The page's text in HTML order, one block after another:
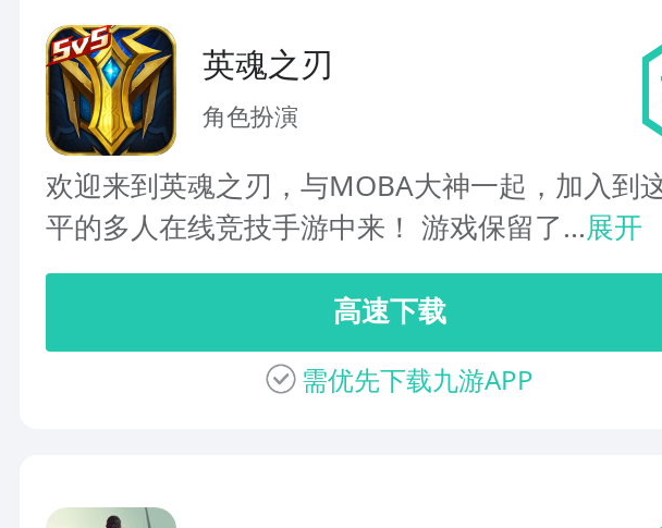
英魂之刃
角色扮演
欢迎来到英魂之刃，与MOBA大神一起，加入到
平的多人在线竞技手游中来！ 游戏保留了...展开
高速下载
需优先下载九游APP